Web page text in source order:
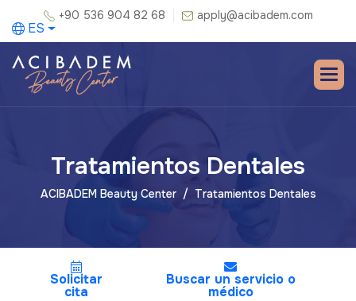
+90 536 904 82 68 apply@acibadem.com
ES
Tratamientos Dentales
ACIBADEM Beauty Center Tratamientos Dentales
Solicitar
cita
Buscar un servicio o
médico